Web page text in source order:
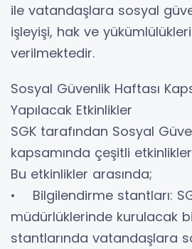
ile vatandaşlara sosyal
işleyişi, hak ve
verilmektedir.
Sosyal Güvenlik Haftası
Yapılacak Etkinlikler
SGK tarafından Sosyal
kapsamında çeşitli
Bu etkinlikler arasında;
• Bilgilendirme stantları:
müdürlüklerinde kurulacak
stantlarında vatandaşlara